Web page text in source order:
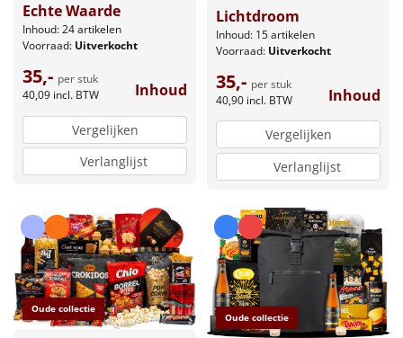
Echte Waarde
Inhoud: 24 artikelen
Voorraad: Uitverkocht
35,- per stuk
40,09 incl. BTW Inhoud
Vergelijken
Verlanglijst
Lichtdroom
Inhoud: 15 artikelen
Voorraad: Uitverkocht
35,- per stuk
40,90 incl. BTW Inhoud
Vergelijken
Verlanglijst
Oude collectie
Oude collectie